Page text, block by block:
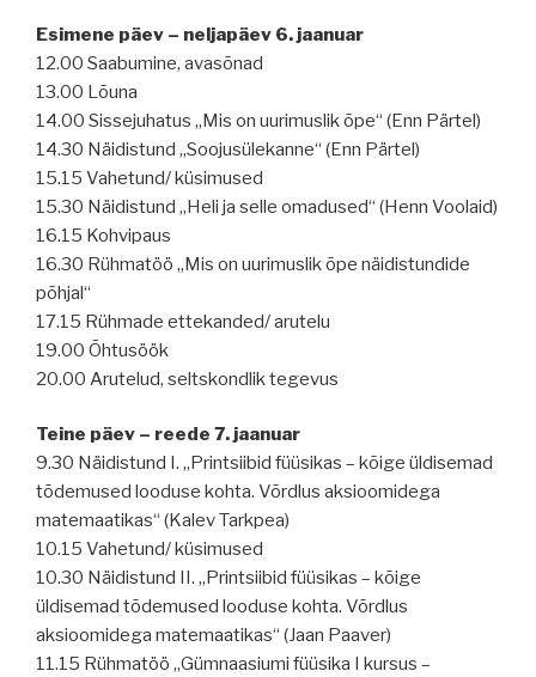
Esimene päev – neljapäev 6. jaanuar
12.00 Saabumine, avasõnad
13.00 Lõuna
14.00 Sissejuhatus „Mis on uurimuslik õpe“ (Enn Pärtel)
14.30 Näidistund „Soojusülekanne“ (Enn Pärtel)
15.15 Vahetund/ küsimused
15.30 Näidistund „Heli ja selle omadused“ (Henn Voolaid)
16.15 Kohvipaus
16.30 Rühmatöö „Mis on uurimuslik õpe näidistundide
põhjal“
17.15 Rühmade ettekanded/ arutelu
19.00 Õhtusöök
20.00 Arutelud, seltskondlik tegevus
Teine päev – reede 7. jaanuar
9.30 Näidistund I. „Printsiibid füüsikas – kõige üldisemad
tõdemused looduse kohta. Võrdlus aksioomidega
matemaatikas“ (Kalev Tarkpea)
10.15 Vahetund/ küsimused
10.30 Näidistund II. „Printsiibid füüsikas – kõige
üldisemad tõdemused looduse kohta. Võrdlus
aksioomidega matemaatikas“ (Jaan Paaver)
11.15 Rühmatöö „Gümnaasiumi füüsika I kursus –